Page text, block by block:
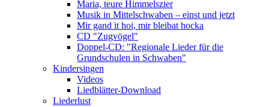
Maria, teure Himmelszier
Musik in Mittelschwaben – einst und jetzt
Mir gand it hoi, mir bleibat hocka
CD "Zugvögel"
Doppel-CD: "Regionale Lieder für die
Grundschulen in Schwaben"
Kindersingen
Videos
Liedblätter-Download
Liederlust